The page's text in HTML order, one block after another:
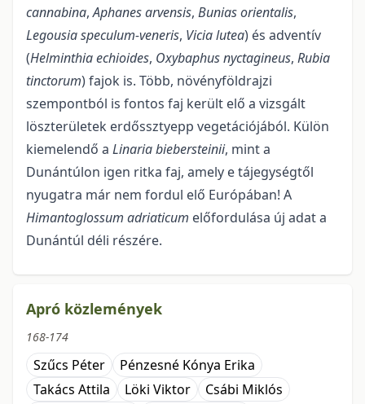
cannabina,Aphanes arvensis, Bunias orientalis,
Legousiaspeculum-veneris, Vicialutea) és adventív
(Helminthiaechioides, Oxybaphusnyctagineus, Rubia
tincto­rum) fajok is. Több, növényföldrajzi
szempontból is fontos faj került elő a vizsgált
löszterületek erdős­sztyepp vegetációjából. Külön
kiemelendő a Linaria biebersteinii, mint a
Dunántúlon igen ritka faj, amely e tájegységtől
nyugatra már nem fordul elő Európában! A
Himantoglossum adriaticum előfordu­lása új adat a
Dunántúl déli részére.
Apró közlemények
168-174
Szűcs Péter
Pénzesné Kónya Erika
Takács Attila
Löki Viktor
Csábi Miklós